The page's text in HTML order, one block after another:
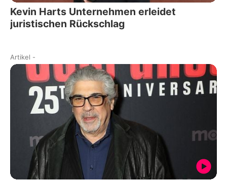
Kevin Harts Unternehmen erleidet
juristischen Rückschlag
Artikel -